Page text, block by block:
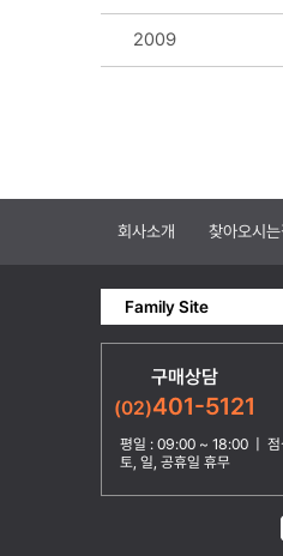
2009
회사소개 찾아오시
Family Site
구매상담
(02)401-5121
평일 : 09:00 ~ 18:00 | 점
토, 일, 공휴일 휴무